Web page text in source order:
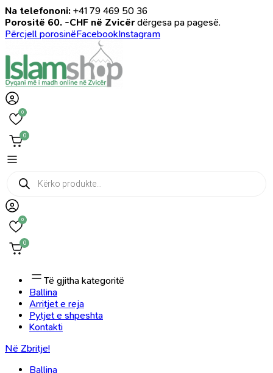
Na telefononi: +41 79 469 50 36
Porositë 60. -CHF në Zvicër dërgesa pa pagesë.
Përcjell porosinëFacebookInstagram
0
0
Products
search
0
0
Të gjitha kategoritë
Ballina
Arritjet e reja
Pytjet e shpeshta
Kontakti
Në Zbritje!
Ballina